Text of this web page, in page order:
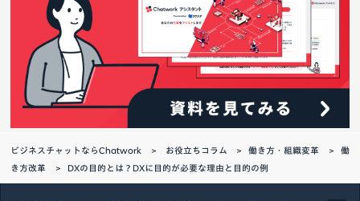
ビジネスチャットならChatwork お役立ちコラム 働き方・組織変革
働
き方改革
DXの目的とは？DXに目的が必要な理由と目的の例